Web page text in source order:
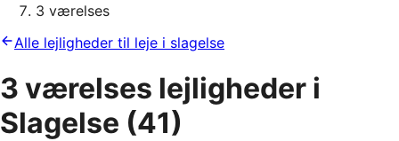
3 værelses
Alle lejligheder til leje i slagelse
3 værelses lejligheder i
Slagelse (41)